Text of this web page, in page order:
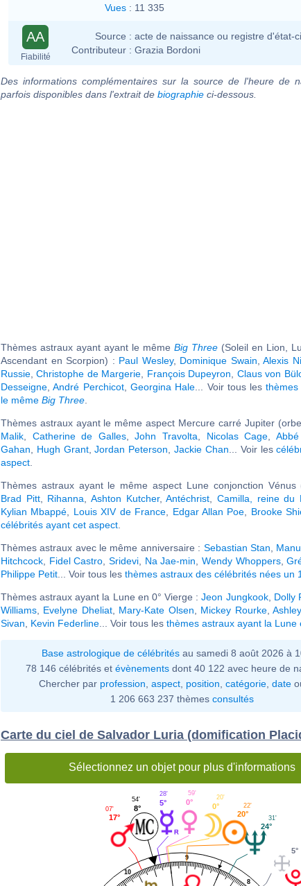
Vues : 11 335
AA
Fiabilité
Source : acte de naissance ou registre d'état-
Contributeur : Grazia Bordoni
Des informations complémentaires sur la source de l'heure de
parfois disponibles dans l'extrait de biographie ci-dessous.
Thèmes astraux ayant ayant le même Big Three (Soleil en Lion,
Ascendant en Scorpion) : Paul Wesley, Dominique Swain Alexis
Russie ,Christophe de Margerie François Dupeyron Claus von
Desseigne ,André Perchicot, Georgina Hale ... Voir tous les
le même Big Three
Thèmes astraux ayant le même aspect Mercure carré Jupiter
Malik
Catherine de Galles,John Travolta Nicolas Cage
Gahan
Hugh Grant,Jordan Peterson ,Jackie Chan ... Voir les
aspect
Thèmes astraux ayant le même aspect Lune conjonction Vénus
Brad Pitt, Rihanna ,Ashton Kutcher,Antéchrist ,Camilla, reine du
Kylian Mbappé
Louis XIV de France Edgar Allan Poe Brooke
célébrités ayant cet aspect
Thèmes astraux avec le même anniversaire : Sebastian Stan
Hitchcock
Fidel Castro ,Sridevi Na Jae-min ,Wendy Whoppers,
Philippe Petit ... Voir tous les thèmes astraux des célébrités nées un
Thèmes astraux ayant la Lune en 0° Vierge :Jeon Jungkook, Dolly
Williams
Evelyne Dheliat, Mary-Kate Olsen Mickey Rourke,
Sivan
Kevin Federline ... Voir tous les thèmes astraux ayant la Lune
Base astrologique de célébritésau samedi 8 août 2026 à
78 146 célébrités et évènements dont 40 122 avec heure de
Chercher par profession aspect position catégorie date
1 206 663 237 thèmes consultés
Carte du ciel de Salvador Luria (domification
Sélectionnez un objet pour plus d'informations
8
9
10
5°
24°
31'
20°
22'
0°
20'
0°
59'
5°
28'
8°
54'
17°
07'